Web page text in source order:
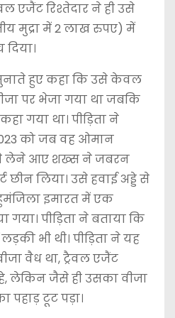
एजैंट रिश्तेदार ने ही उसे
मुद्रा में 2 लाख रुपए) में
हुए कहा कि उसे केवल
पर भेजा गया था जबकि
गया था। पीड़िता ने
को जब वह ओमान
उसे लेने आए शख्स ने जबरन
छीन लिया। उसे हवाई अड्डे से
इमारत में एक
गया। पीड़िता ने बताया कि
भी थी। पीड़िता ने यह
वैध था, ट्रैवल एजैंट
लेकिन जैसे ही उसका वीजा
टूट पड़ा।